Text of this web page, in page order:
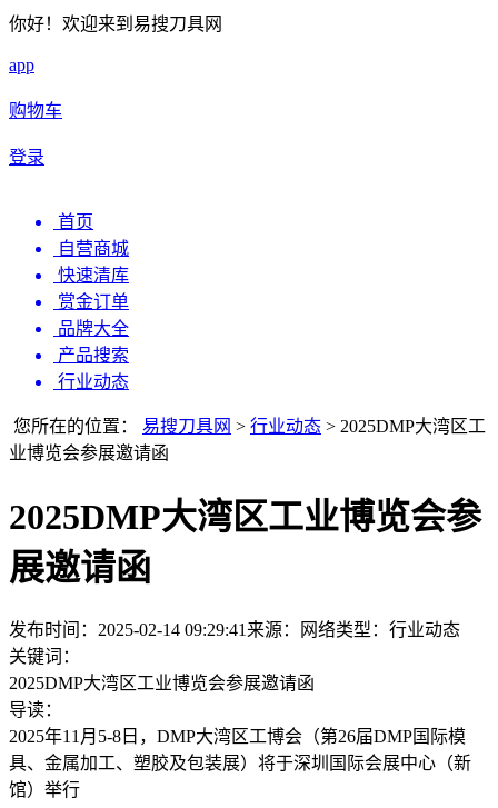
你好！欢迎来到易搜刀具网
app
购物车
登录
首页
自营商城
快速清库
赏金订单
品牌大全
产品搜索
行业动态
您所在的位置： 易搜刀具网 > 行业动态 > 2025DMP大湾区工
业博览会参展邀请函
2025DMP大湾区工业博览会参
展邀请函
发布时间：2025-02-14 09:29:41 来源：网络类型： 行业动态
关键词：
2025DMP大湾区工业博览会参展邀请函
导读：
2025年11月5-8日，DMP大湾区工博会（第26届DMP国际模
具、金属加工、塑胶及包装展）将于深圳国际会展中心（新
馆）举行